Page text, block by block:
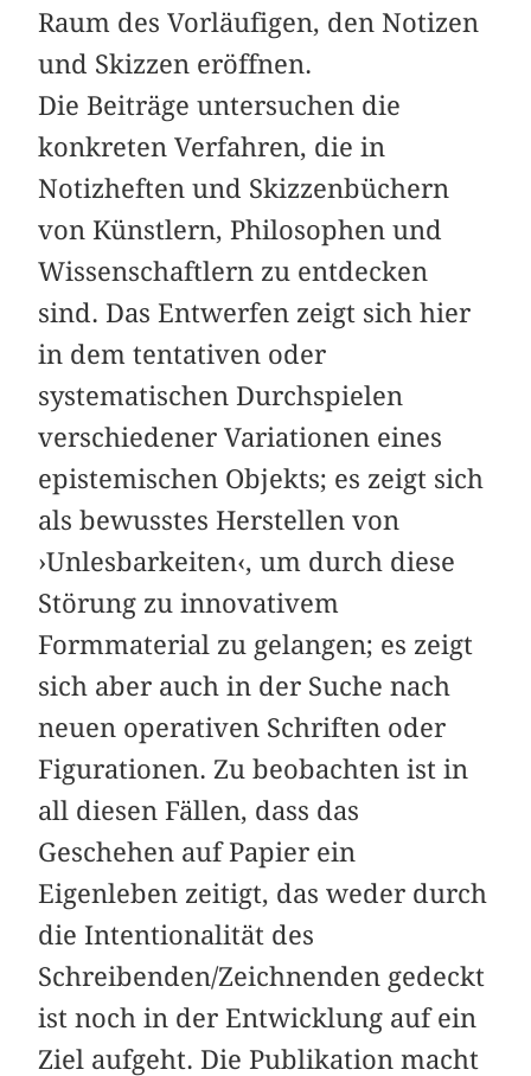
Raum des Vorläufigen, den Notizen
und Skizzen eröffnen.
Die Beiträge untersuchen die
konkreten Verfahren, die in
Notizheften und Skizzenbüchern
von Künstlern, Philosophen und
Wissenschaftlern zu entdecken
sind. Das Entwerfen zeigt sich hier
in dem tentativen oder
systematischen Durchspielen
verschiedener Variationen eines
epistemischen Objekts; es zeigt sich
als bewusstes Herstellen von
›Unlesbarkeiten‹, um durch diese
Störung zu innovativem
Formmaterial zu gelangen; es zeigt
sich aber auch in der Suche nach
neuen operativen Schriften oder
Figurationen. Zu beobachten ist in
all diesen Fällen, dass das
Geschehen auf Papier ein
Eigenleben zeitigt, das weder durch
die Intentionalität des
Schreibenden/Zeichnenden gedeckt
ist noch in der Entwicklung auf ein
Ziel aufgeht. Die Publikation macht